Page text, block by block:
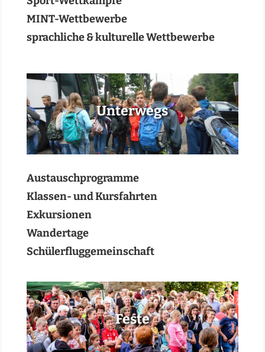
MINT-Wettbewerbe
sprachliche & kulturelle Wettbewerbe
Unterwegs
Austauschprogramme
Klassen- und Kursfahrten
Exkursionen
Wandertage
Schülerfluggemeinschaft
Feste